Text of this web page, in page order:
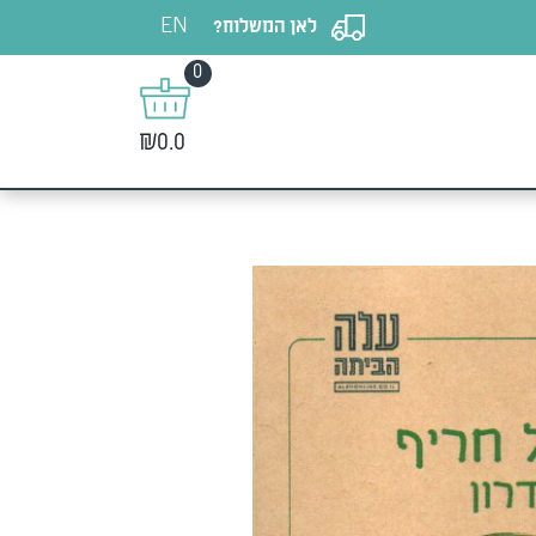
לאן המשלוח? EN
0
₪0.0